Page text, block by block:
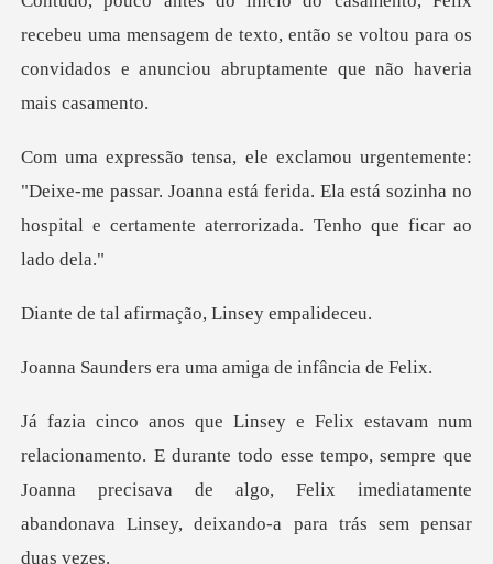
u uma mensagem de texto, então se voltou para os
convidad
-me passar. Joanna está ferida. Ela está sozinha no
hospit
firmação, Linse
ra uma amiga de i
rante todo esse tempo, sempre que
Joanna precisava de algo, Felix imedi